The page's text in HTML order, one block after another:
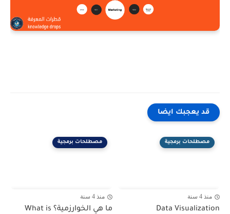
قد يعجبك ايضا
مصطلحات برمجية
منذ 4 سنة
Data Visualization
مصطلحات برمجية
منذ 4 سنة
ما هي الخوارزمية؟ What is